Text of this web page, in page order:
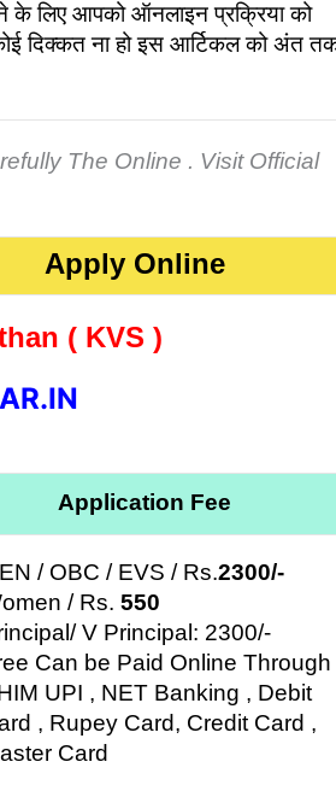
के लिए आपको ऑनलाइन प्रक्रिया को
दिक्कत ना हो इस आर्टिकल को अंत
The Online . Visit Official
Apply Online
( KVS )
Application Fee
/ OBC / EVS / Rs.2300/-
/ Rs. 550
V Principal: 2300/-
Can be Paid Online Through
UPI , NET Banking , Debit
, Rupey Card, Credit Card ,
Card